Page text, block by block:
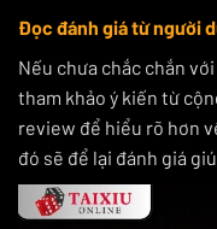
Đọc đánh giá từ người
Nếu chưa chắc chắn
tham khảo ý kiến từ
review để hiểu rõ hơn
đó sẽ để lại đánh giá